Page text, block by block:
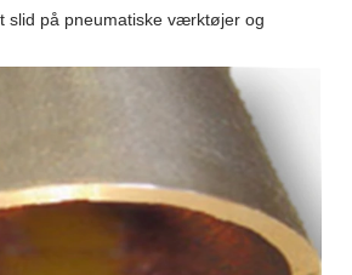
slid på pneumatiske værktøjer og